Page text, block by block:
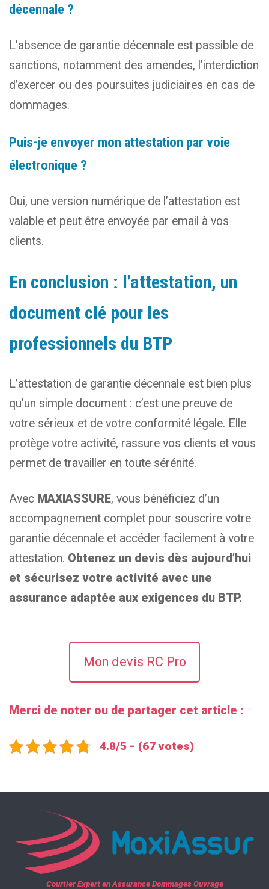
décennale ?
L’absence de garantie décennale est passible de
sanctions, notamment des amendes, l’interdiction
d’exercer ou des poursuites judiciaires en cas de
dommages.
Puis-je envoyer mon attestation par voie
électronique ?
Oui, une version numérique de l’attestation est
valable et peut être envoyée par email à vos
clients.
En conclusion : l’attestation, un
document clé pour les
professionnels du BTP
L’attestation de garantie décennale est bien plus
qu’un simple document : c’est une preuve de
votre sérieux et de votre conformité légale. Elle
protège votre activité, rassure vos clients et vous
permet de travailler en toute sérénité.
Avec MAXIASSURE, vous bénéficiez d’un
accompagnement complet pour souscrire votre
garantie décennale et accéder facilement à votre
attestation. Obtenez un devis dès aujourd’hui
et sécurisez votre activité avec une
assurance adaptée aux exigences du BTP.
Mon devis RC Pro
Merci de noter ou de partager cet article :
4.8/5 - (67 votes)
Courtier Expert en Assurance Dommages Ouvrage